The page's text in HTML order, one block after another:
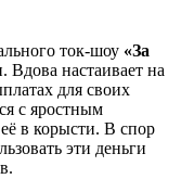
ток-шоу «За
Вдова настаивает на
для своих
с яростным
в корысти. В спор
эти деньги